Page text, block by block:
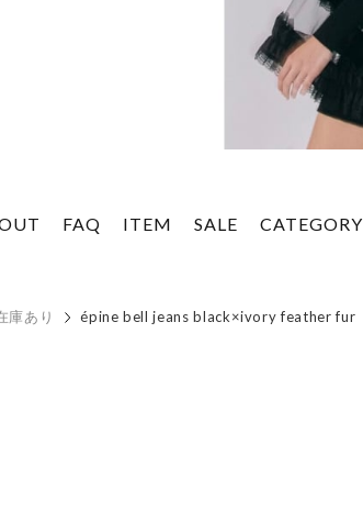
FAQ ITEM SALE CATEGORY
庫あり épine bell jeans black×ivory feather fur